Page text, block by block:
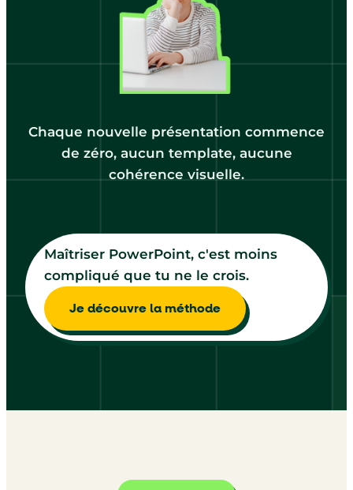
Chaque nouvelle présentation commence
de zéro, aucun template, aucune
cohérence visuelle.
Maîtriser PowerPoint, c'est moins
compliqué que tu ne le crois.
Je découvre la méthode